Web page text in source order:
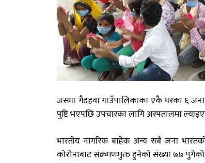
जसमा गैडहवा गाउँपालिकाका एकै घरका ६
पुष्टि भएपछि उपचारका लागि अस्पतालमा
भारतीय नागरिक बाहेक अन्य सबै जना
कोरोनाबाट संक्रमणमुक्त हुनेको संख्या ७७